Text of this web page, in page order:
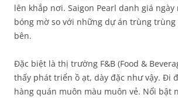
lên khắp nơi. Saigon Pearl danh giá
bóng mờ so với những dự án trùng trùng
bên.
Đặc biệt là thị trường F&B (Food &
thấy phát triển ồ ạt, dày đặc như vậy. Đi
hàng quán muôn màu muôn vẻ. Nổi bật